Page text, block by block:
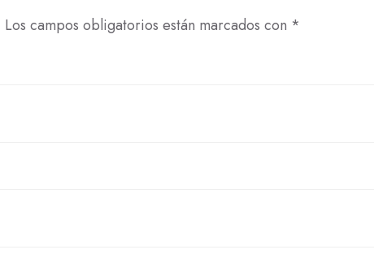
Los campos obligatorios están marcados con *